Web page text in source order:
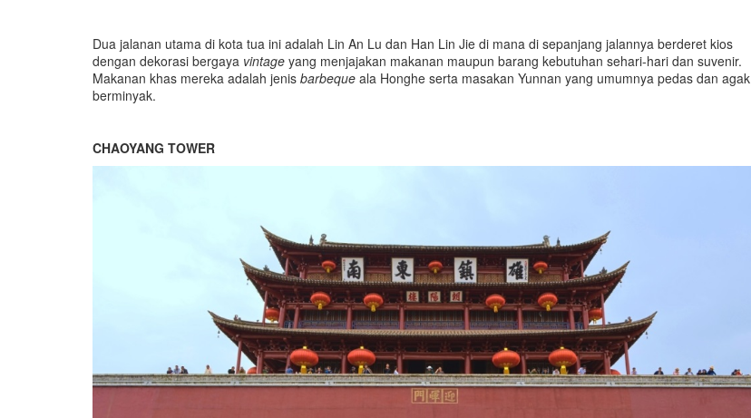
Dua jalanan utama di kota tua ini adalah Lin An Lu dan Han Lin Jie di mana di sepanjang jalannya berderet kios
dengan dekorasi bergaya vintage yang menjajakan makanan maupun barang kebutuhan sehari-hari dan suvenir.
Makanan khas mereka adalah jenis barbeque ala Honghe serta masakan Yunnan yang umumnya pedas dan agak
berminyak.
CHAOYANG TOWER